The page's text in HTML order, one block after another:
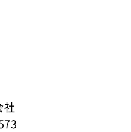
社